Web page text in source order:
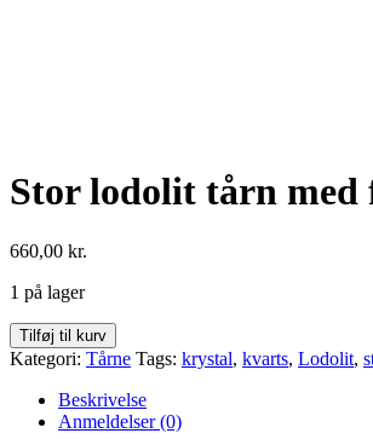
Stor lodolit tårn med
660,00 kr.
1 på lager
Stor
lodolit
med
fantomer
Tilføj til kurv
Kategori: Tårne Tags: krystal, kvarts, Lodolit,
Beskrivelse
Anmeldelser (0)